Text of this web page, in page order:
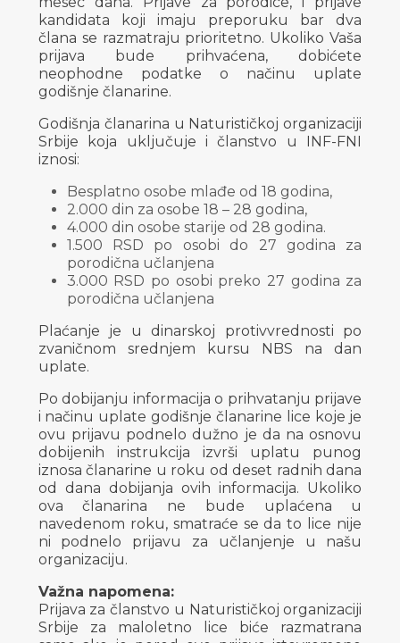
kandidata koji imaju preporuku bar dva
člana se razmatraju prioritetno. Ukoliko Vaša
prijava bude prihvaćena, dobićete
neophodne podatke o načinu uplate
godišnje članarine.
Godišnja članarina u Naturističkoj organizaciji
Srbije koja uključuje i članstvo u INF-FNI
iznosi:
Besplatno osobe mlađe od 18 godina,
2.000 din za osobe 18 – 28 godina,
4.000 din osobe starije od 28 godina.
1.500 RSD po osobi do 27 godina za
porodična učlanjena
3.000 RSD po osobi preko 27 godina za
porodična učlanjena
Plaćanje je u dinarskoj protivvrednosti po
zvaničnom srednjem kursu NBS na dan
uplate.
Po dobijanju informacija o prihvatanju prijave
i načinu uplate godišnje članarine lice koje je
ovu prijavu podnelo dužno je da na osnovu
dobijenih instrukcija izvrši uplatu punog
iznosa članarine u roku od deset radnih dana
od dana dobijanja ovih informacija. Ukoliko
ova članarina ne bude uplaćena u
navedenom roku, smatraće se da to lice nije
ni podnelo prijavu za učlanjenje u našu
organizaciju.
Važna napomena:
Prijava za članstvo u Naturističkoj organizaciji
Srbije za maloletno lice biće razmatrana